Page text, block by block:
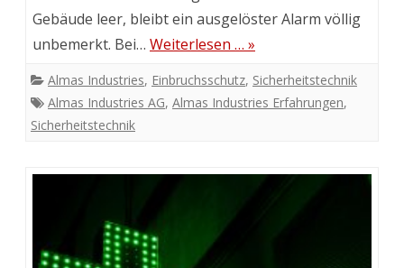
Gebäude leer, bleibt ein ausgelöster Alarm völlig
unbemerkt. Bei… Weiterlesen … »
Almas Industries, Einbruchsschutz, Sicherheitstechnik
Almas Industries AG, Almas Industries Erfahrungen,
Sicherheitstechnik